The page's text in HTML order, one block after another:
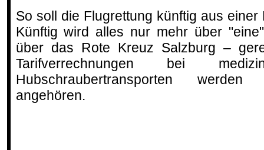
So soll die Flugrettung künftig aus
Künftig wird alles nur mehr über
über das Rote Kreuz Salzburg –
Tarifverrechnungen bei
Hubschraubertransporten
angehören.